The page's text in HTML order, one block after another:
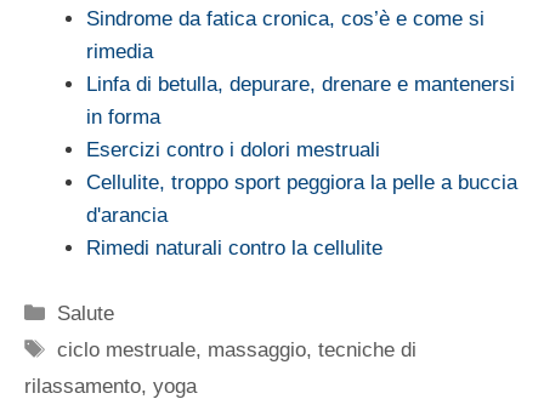
Sindrome da fatica cronica, cos’è e come si
rimedia
Linfa di betulla, depurare, drenare e mantenersi
in forma
Esercizi contro i dolori mestruali
Cellulite, troppo sport peggiora la pelle a buccia
d'arancia
Rimedi naturali contro la cellulite
Categorie
Salute
Tag
ciclo mestruale, massaggio,tecniche di
rilassamento, yoga